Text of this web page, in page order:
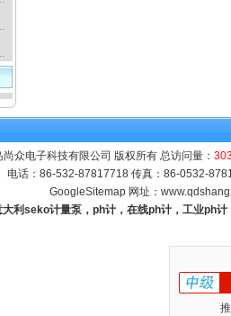
尚众电子科技有限公司 版权所有 总访问量：
电话：86-532-87817718 传真：86-0532-
GoogleSitemap 网址：
大利seko计量泵，ph计，在线ph计，工业ph